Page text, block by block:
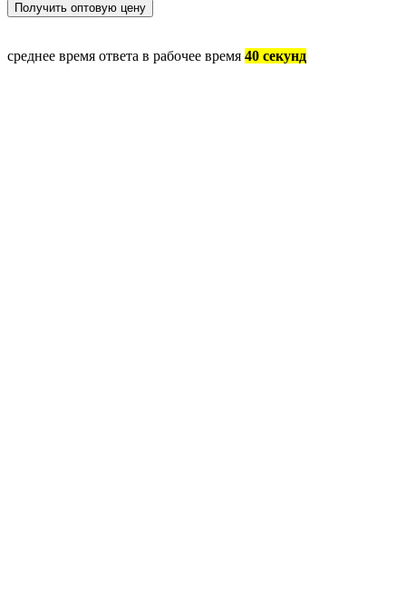
среднее время ответа в рабочее время 40 секунд